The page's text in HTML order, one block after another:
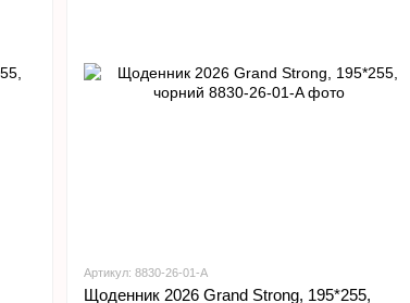
Артикул: 8830-26-01-A
Щоденник 2026 Grand Strong, 195*255,